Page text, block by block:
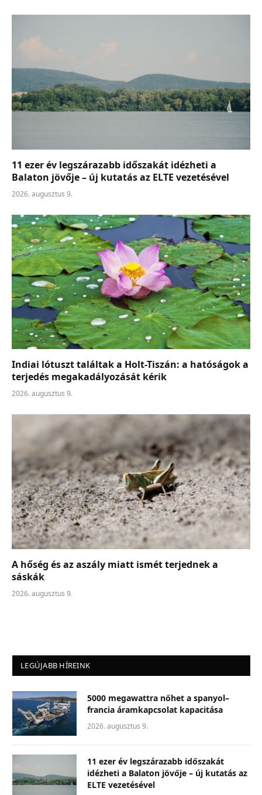
11 ezer év legszárazabb időszakát idézheti a
Balaton jövője – új kutatás az ELTE vezetésével
2026. augusztus 9.
Indiai lótuszt találtak a Holt-Tiszán: a hatóságok a
terjedés megakadályozását kérik
2026. augusztus 9.
A hőség és az aszály miatt ismét terjednek a
sáskák
2026. augusztus 9.
LEGÚJABB HÍREINK
5000 megawattra nőhet a spanyol–
francia áramkapcsolat kapacitása
2026. augusztus 9.
11 ezer év legszárazabb időszakát
idézheti a Balaton jövője – új kutatás az
ELTE vezetésével